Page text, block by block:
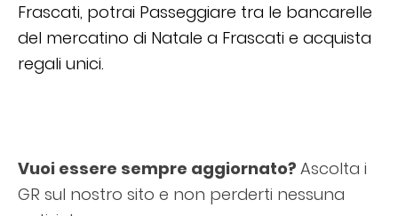
Frascati, potrai Passeggiare tra le bancarelle
del mercatino di Natale a Frascati e acquista
regali unici.
Vuoi essere sempre aggiornato? Ascolta i
GR sul nostro sito e non perderti nessuna